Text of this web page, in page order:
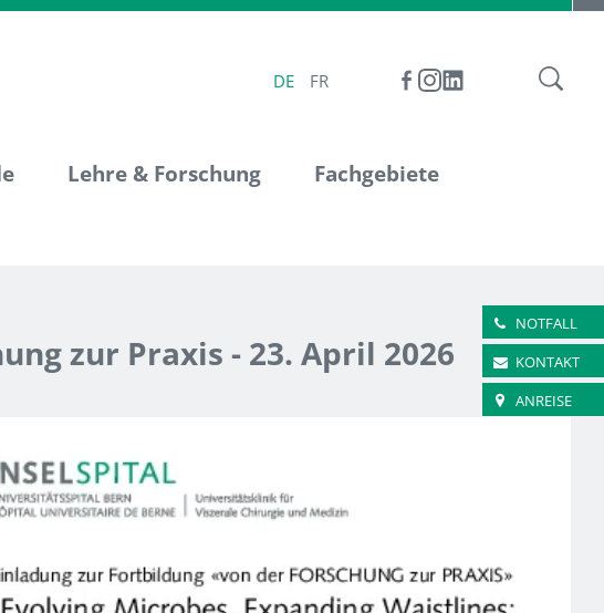
DE FR
Lehre & Forschung Fachgebiete
NOTFALL
KONTAKT
ANREISE
zur Praxis - 23. April 2026